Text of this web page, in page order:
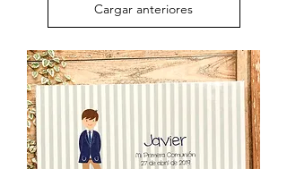
Cargar anteriores